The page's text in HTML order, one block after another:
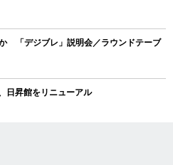
「デジブレ」説明会／ラウンドテーブ
日昇館をリニューアル